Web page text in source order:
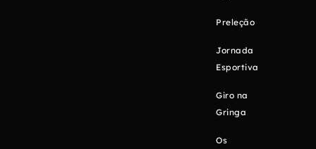
Preleção
Jornada
Esportiva
Giro na
Gringa
Os